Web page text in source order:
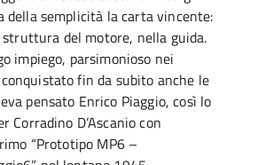
della semplicità la carta vincente:
del motore, nella guida.
impiego, parsimonioso nei
fin da subito anche le
pensato Enrico Piaggio, così lo
Corradino D’Ascanio con
“Prototipo MP6 –